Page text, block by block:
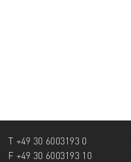
+49 30 6003193 0
F +49 30 6003193 10